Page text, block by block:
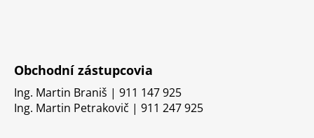
Obchodní zástupcovia
Ing. Martin Braniš | 911 147 925
Ing. Martin Petrakovič | 911 247 925